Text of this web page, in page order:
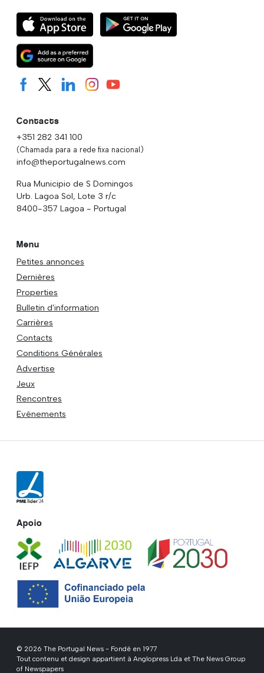
Contacts
+351 282 341 100
(Chamada para a rede fixa nacional)
info@theportugalnews.com
Rua Municipio de S Domingos
Urb. Lagoa Sol, Lote 3 r/c
8400-357 Lagoa - Portugal
Menu
Petites annonces
Dernières
Properties
Bulletin d'information
Carrières
Contacts
Conditions Générales
Advertise
Jeux
Rencontres
Evénements
Apoio
© 2026 The Portugal News - Fondé en 1977
Tout contenu et design appartient à Anglopress Lda et The News Group
of Newspapers